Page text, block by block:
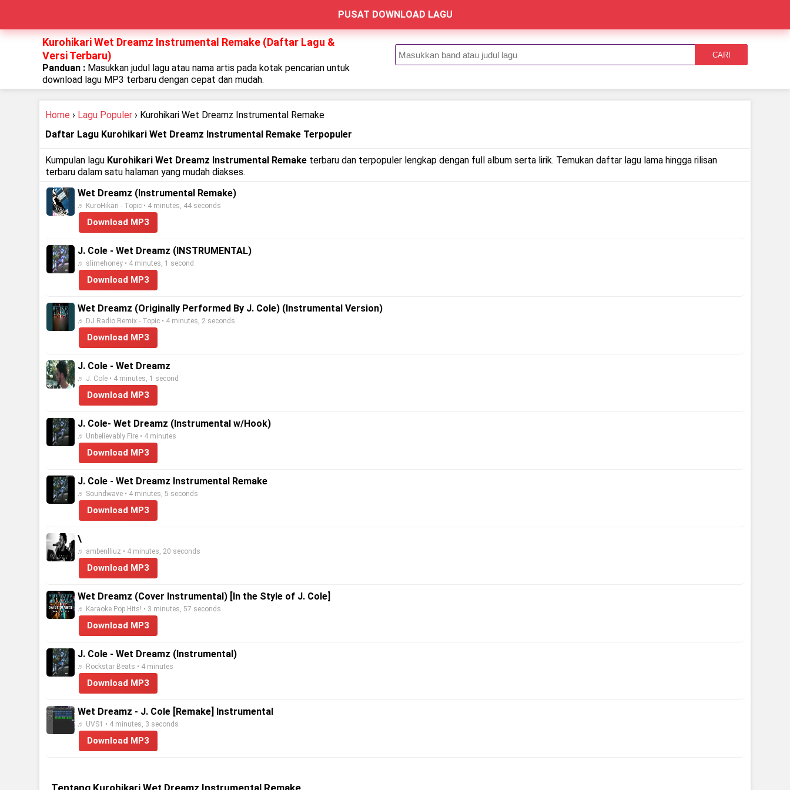
PUSAT DOWNLOAD LAGU
Kurohikari Wet Dreamz Instrumental Remake (Daftar Lagu &
Versi Terbaru)
Panduan : Masukkan judul lagu atau nama artis pada kotak pencarian untuk
download lagu MP3 terbaru dengan cepat dan mudah.
CARI
Home › Lagu Populer › Kurohikari Wet Dreamz Instrumental Remake
Daftar Lagu Kurohikari Wet Dreamz Instrumental Remake Terpopuler
Kumpulan lagu Kurohikari Wet Dreamz Instrumental Remake terbaru dan terpopuler lengkap dengan full album serta lirik. Temukan daftar lagu lama hingga rilisan
terbaru dalam satu halaman yang mudah diakses.
Wet Dreamz (Instrumental Remake)
♬ KuroHikari - Topic • 4 minutes, 44 seconds
Download MP3
J. Cole - Wet Dreamz (INSTRUMENTAL)
♬ slimehoney • 4 minutes, 1 second
Download MP3
Wet Dreamz (Originally Performed By J. Cole) (Instrumental Version)
♬ DJ Radio Remix - Topic • 4 minutes, 2 seconds
Download MP3
J. Cole - Wet Dreamz
♬ J. Cole • 4 minutes, 1 second
Download MP3
J. Cole- Wet Dreamz (Instrumental w/Hook)
♬ Unbelievably Fire • 4 minutes
Download MP3
J. Cole - Wet Dreamz Instrumental Remake
♬ Soundwave • 4 minutes, 5 seconds
Download MP3
\
♬ ambenlliuz • 4 minutes, 20 seconds
Download MP3
Wet Dreamz (Cover Instrumental) [In the Style of J. Cole]
♬ Karaoke Pop Hits! • 3 minutes, 57 seconds
Download MP3
J. Cole - Wet Dreamz (Instrumental)
♬ Rockstar Beats • 4 minutes
Download MP3
Wet Dreamz - J. Cole [Remake] Instrumental
♬ UVS1 • 4 minutes, 3 seconds
Download MP3
Tentang Kurohikari Wet Dreamz Instrumental Remake